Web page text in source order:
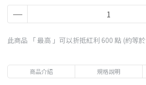
此商品 「 最高 」可以折抵紅利 600 點 (約等於
商品介紹 規格說明